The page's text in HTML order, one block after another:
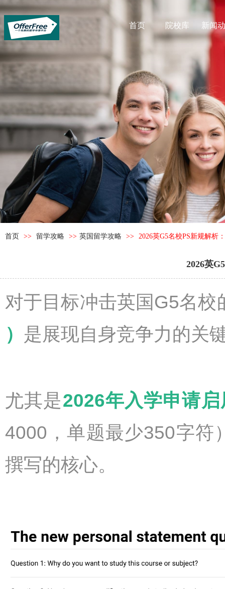
首页 院校库 新闻
首页 >> 留学攻略 >> 英国留学攻略 >> 2026英G5名校PS新规解析
2026英
对于目标冲击英国G5名校
） 是展现自身竞争力的关
尤其是2026年入学申请启
4000，单题最少350字符
撰写的核心。